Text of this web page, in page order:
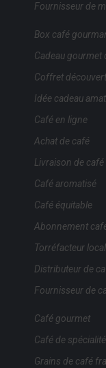
Fournisseur de
Box café
Cadeau gourmet
Coffret
Idée cadeau
Café en ligne
Achat de café
Livraison de café
Café aromatisé
Café équitable
Abonnement
Torréfacteur local
Distributeur de
Fournisseur de
Café gourmet
Café de spécialité
Grains de café